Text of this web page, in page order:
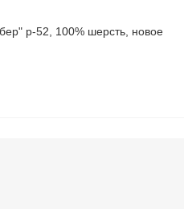
р-52, 100% шерсть, новое